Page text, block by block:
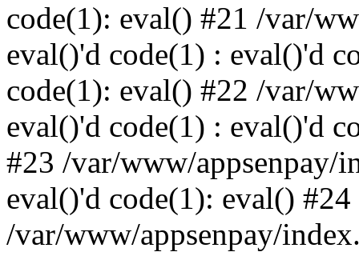
code(1): eval() #21 /var/
eval()'d code(1) : eval()'d
code(1): eval() #22 /var/
eval()'d code(1) : eval()'d
#23 /var/www/appsenpay/
eval()'d code(1): eval() #24
/var/www/appsenpay/